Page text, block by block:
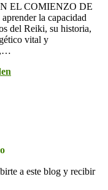
EL COMIENZO DE
la capacidad
del Reiki, su historia,
vital y
a este blog y recibir